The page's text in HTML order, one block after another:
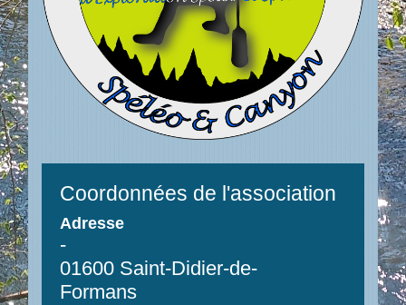
Coordonnées de l'association
Adresse
-
01600 Saint-Didier-de-
Formans